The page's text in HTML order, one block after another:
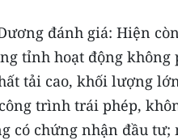
đánh giá: Hiện
tỉnh hoạt động không
tải cao, khối lượng
trình trái phép,
có chứng nhận đầu tư;